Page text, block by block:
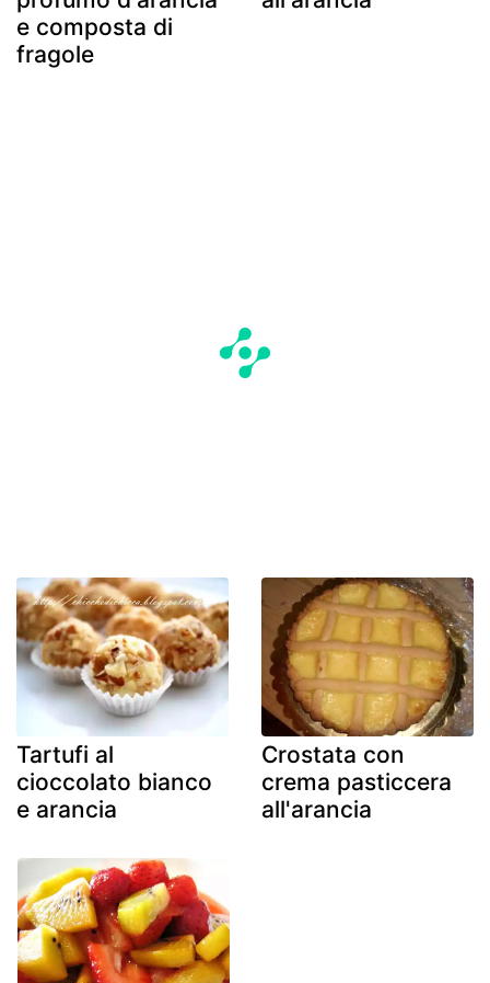
e composta di
fragole
Tartufi al
cioccolato bianco
e arancia
Crostata con
crema pasticcera
all'arancia